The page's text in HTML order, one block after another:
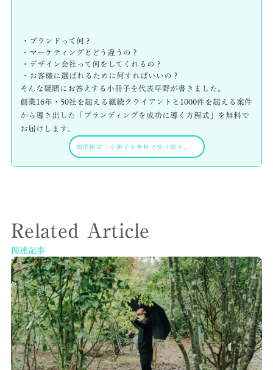
・ブランドって何？
・マーケティングとどう違うの？
・デザイン会社って何をしてくれるの？
・お客様に選ばれるために何すればいいの？
そんな疑問にお答えする小冊子を代表早野が書きました。
創業16年・50社を超える継続クライアントと1000件を超える案件
から導き出した「ブランディングを成功に導く方程式」を無料で
お届けします。
期間限定 ｜ 小冊子を無料で受け取る。
Related Article
関連記事